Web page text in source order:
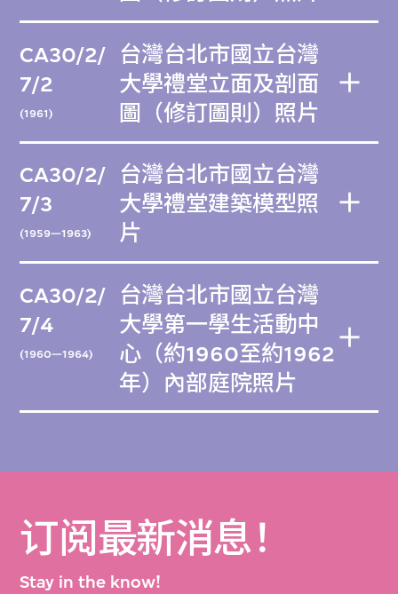
CA30/2/
7/2
(1961)
台灣台北市國立台灣
大學禮堂立面及剖面
圖（修訂圖則）照片
CA30/2/
7/3
(1959—1963)
台灣台北市國立台灣
大學禮堂建築模型照
片
CA30/2/
7/4
(1960—1964)
台灣台北市國立台灣
大學第一學生活動中
心（約1960至約1962
年）內部庭院照片
订阅最新消息！
Stay in the know!